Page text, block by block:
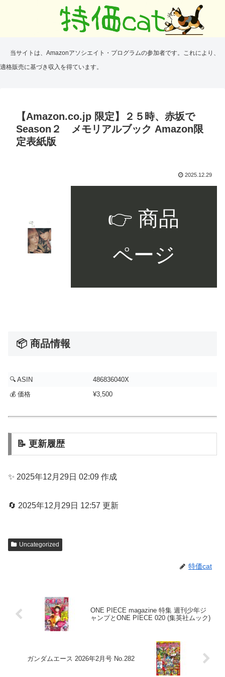
当サイトは、Amazonアソシエイト・プログラムの参加者です。これにより、
適格販売に基づき収入を得ています。
【Amazon.co.jp 限定】２５時、赤坂で
Season２ メモリアルブック Amazon限
定表紙版
2025.12.29
👉 商品
ページ
📦 商品情報
🔍 ASIN
486836040X
💰 価格
¥3,500
📝 更新履歴
✨ 2025年12月29日 02:09 作成
🔄 2025年12月29日 12:57 更新
Uncategorized
特価cat
ONE PIECE magazine 特集 週刊少年ジ
ャンプとONE PIECE 020 (集英社ムック)
ガンダムエース 2026年2月号 No.282